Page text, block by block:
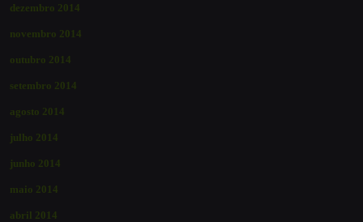
dezembro 2014
novembro 2014
outubro 2014
setembro 2014
agosto 2014
julho 2014
junho 2014
maio 2014
abril 2014